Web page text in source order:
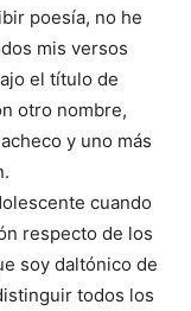
poesía, no he
mis versos
el título de
otro nombre,
y uno más
cuando
respecto de los
soy daltónico de
todos los